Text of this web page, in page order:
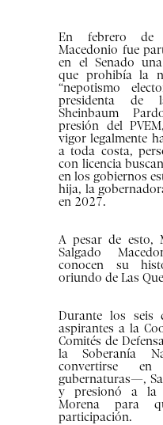
En febrero de
Macedonio fue
en el Senado
que prohibía la
“nepotismo
presidenta de
Sheinbaum
presión del
vigor legalmente
a toda costa,
con licencia
en los gobiernos
hija, la
en 2027.
A pesar de esto,
Salgado
conocen su
oriundo de Las
Durante los seis
aspirantes a la
Comités de
la Soberanía
convertirse
gubernaturas—,
y presionó a la
Morena para
participación.